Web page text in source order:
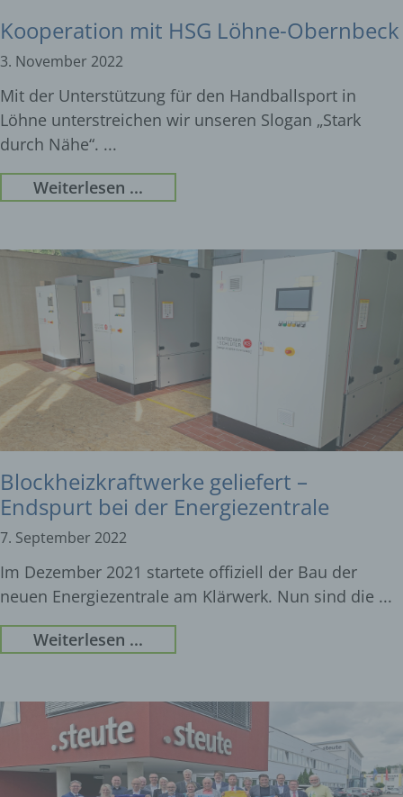
Kooperation mit HSG Löhne-Obernbeck
3. November 2022
Mit der Unterstützung für den Handballsport in
Löhne unterstreichen wir unseren Slogan „Stark
durch Nähe“.
Weiterlesen ...
Blockheizkraftwerke geliefert –
Endspurt bei der Energiezentrale
7. September 2022
Im Dezember 2021 startete offiziell der Bau der
neuen Energiezentrale am Klärwerk. Nun sind die
Weiterlesen ...